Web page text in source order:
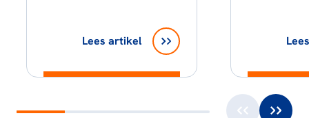
Lees artikel